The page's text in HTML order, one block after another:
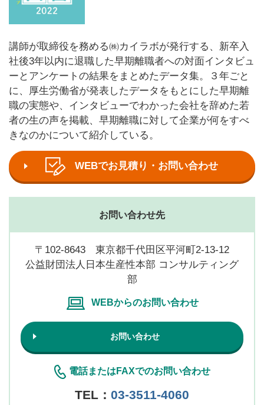
講師が取締役を務める㈱カイラボが発行する、新卒入
社後3年以内に退職した早期離職者への対面インタビュ
ーとアンケートの結果をまとめたデータ集。３年ごと
に、厚生労働省が発表したデータをもとにした早期離
職の実態や、インタビューでわかった会社を辞めた若
者の生の声を掲載、早期離職に対して企業が何をすべ
きなのかについて紹介している。
WEBでお見積り・お問い合わせ
お問い合わせ先
〒102-8643 東京都千代田区平河町2-13-12
公益財団法人日本生産性本部 コンサルティング
部
WEBからのお問い合わせ
お問い合わせ
電話またはFAXでのお問い合わせ
TEL： 03-3511-4060